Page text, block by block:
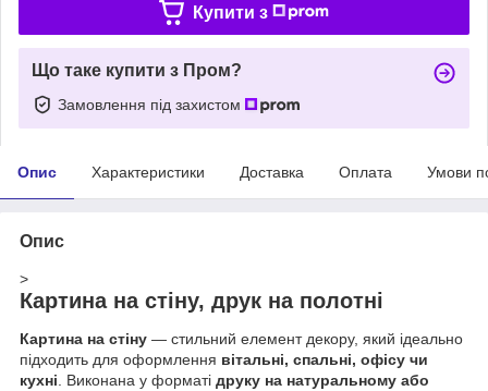
Купити з
Що таке купити з Пром?
Замовлення під захистом
Опис Характеристики Доставка Оплата Умови
Опис
>
Картина на стіну, друк на полотні
Картина на стіну — стильний елемент декору, який ідеально
підходить для оформлення вітальні, спальні, офісу чи
кухні. Виконана у форматі друку на натуральному або